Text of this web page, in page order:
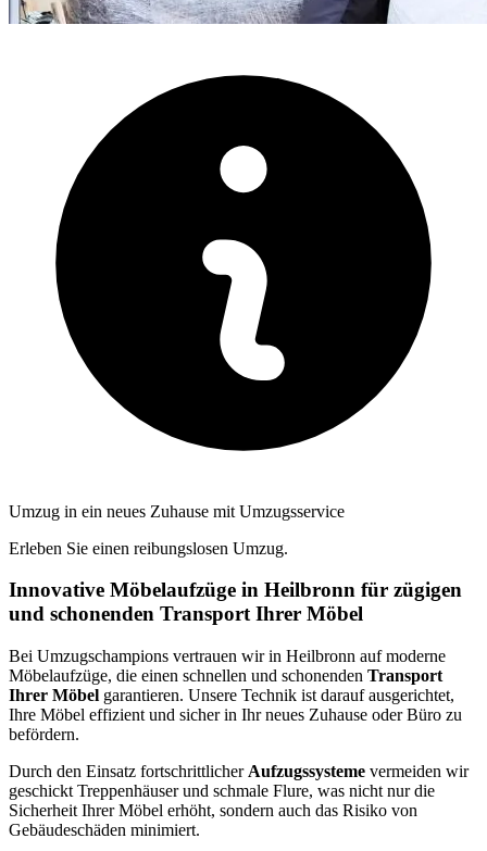
Umzug in ein neues Zuhause mit Umzugsservice
Erleben Sie einen reibungslosen Umzug.
Innovative Möbelaufzüge in Heilbronn für zügigen
und schonenden Transport Ihrer Möbel
Bei Umzugschampions vertrauen wir in Heilbronn auf moderne
Möbelaufzüge, die einen schnellen und schonenden Transport
Ihrer Möbel garantieren. Unsere Technik ist darauf ausgerichtet,
Ihre Möbel effizient und sicher in Ihr neues Zuhause oder Büro zu
befördern.
Durch den Einsatz fortschrittlicher Aufzugssysteme vermeiden wir
geschickt Treppenhäuser und schmale Flure, was nicht nur die
Sicherheit Ihrer Möbel erhöht, sondern auch das Risiko von
Gebäudeschäden minimiert.